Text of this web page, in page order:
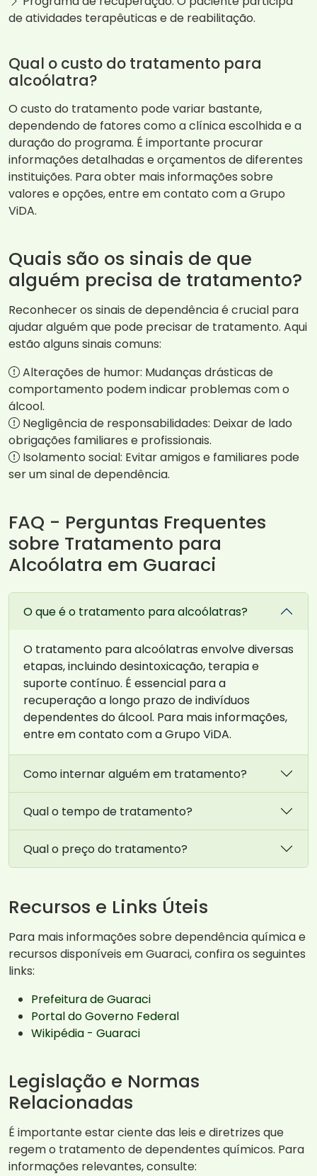
de atividades terapêuticas e de reabilitação.
Qual o custo do tratamento para
alcoólatra?
O custo do tratamento pode variar bastante,
dependendo de fatores como a clínica escolhida e a
duração do programa. É importante procurar
informações detalhadas e orçamentos de diferentes
instituições. Para obter mais informações sobre
valores e opções, entre em contato com a Grupo
ViDA.
Quais são os sinais de que
alguém precisa de tratamento?
Reconhecer os sinais de dependência é crucial para
ajudar alguém que pode precisar de tratamento. Aqui
estão alguns sinais comuns:
Alterações de humor: Mudanças drásticas de
comportamento podem indicar problemas com o
álcool.
Negligência de responsabilidades: Deixar de lado
obrigações familiares e profissionais.
Isolamento social: Evitar amigos e familiares pode
ser um sinal de dependência.
FAQ - Perguntas Frequentes
sobre Tratamento para
Alcoólatra em Guaraci
O que é o tratamento para alcoólatras?
O tratamento para alcoólatras envolve diversas
etapas, incluindo desintoxicação, terapia e
suporte contínuo. É essencial para a
recuperação a longo prazo de indivíduos
dependentes do álcool. Para mais informações,
entre em contato com a Grupo ViDA.
Como internar alguém em tratamento?
Qual o tempo de tratamento?
Qual o preço do tratamento?
Recursos e Links Úteis
Para mais informações sobre dependência química e
recursos disponíveis em Guaraci, confira os seguintes
links:
Prefeitura de Guaraci
Portal do Governo Federal
Wikipédia - Guaraci
Legislação e Normas
Relacionadas
É importante estar ciente das leis e diretrizes que
regem o tratamento de dependentes químicos. Para
informações relevantes, consulte: